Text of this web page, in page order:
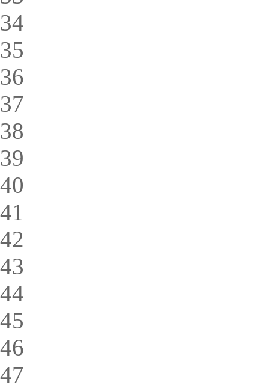
34
35
36
37
38
39
40
41
42
43
44
45
46
47